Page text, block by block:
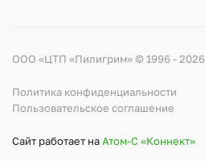
ООО «ЦТП «Пилигрим» © 1996 - 2026
Политика конфиденциальности
Пользовательское соглашение
Сайт работает наАтом-С «Коннект»